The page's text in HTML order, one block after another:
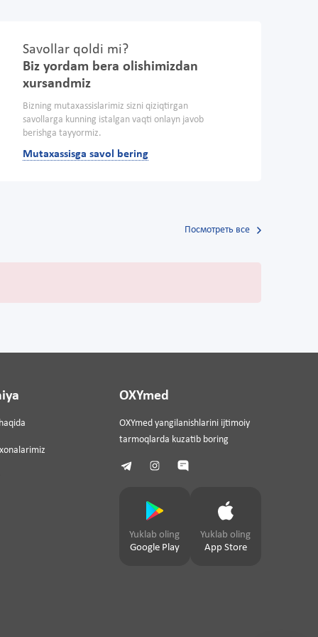
Savollar qoldi mi?
Biz yordam bera olishimizdan
xursandmiz
Bizning mutaxassislarimiz sizni qiziqtirgan
savollarga kunning istalgan vaqti onlayn javob
berishga tayyormiz.
Mutaxassisga savol bering
Посмотреть все
OXYmed
OXYmed yangilanishlarini ijtimoiy
tarmoqlarda kuzatib boring
Yuklab oling
Google Play
Yuklab oling
App Store